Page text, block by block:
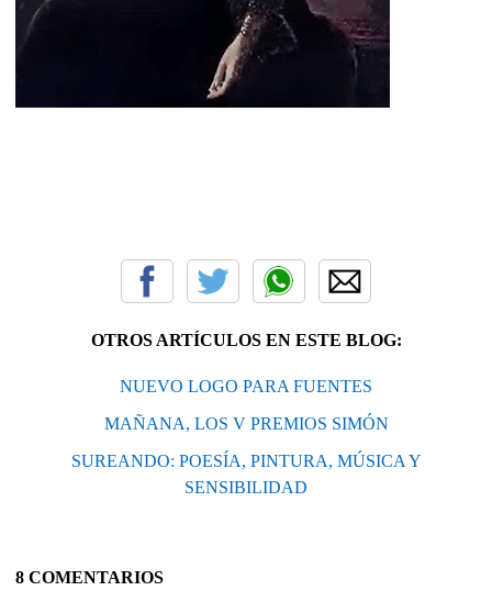
OTROS ARTÍCULOS EN ESTE BLOG:
NUEVO LOGO PARA FUENTES
MAÑANA, LOS V PREMIOS SIMÓN
SUREANDO: POESÍA, PINTURA, MÚSICA Y
SENSIBILIDAD
8 COMENTARIOS